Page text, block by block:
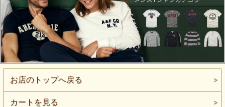
お店のトップへ戻る
カートを見る